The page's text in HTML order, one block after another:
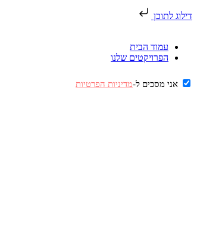
דילוג לתוכן
עמוד הבית
הפרויקטים שלנו
אני מסכים ל-מדיניות הפרטיות